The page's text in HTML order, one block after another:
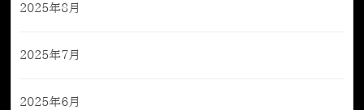
2025年8月
2025年7月
2025年6月